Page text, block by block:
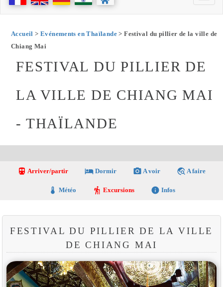
Accueil > Evénements en Thaïlande> Festival du pillier de la ville de
Chiang Mai
FESTIVAL DU PILLIER DE
LA VILLE DE CHIANG MAI
- THAÏLANDE
directions_transit Arriver/partir local_hotel Dormir photo_camera A voir travel_explore A faire
thermostat Météo hiking Excursions info Infos
FESTIVAL DU PILLIER DE LA VILLE
DE CHIANG MAI